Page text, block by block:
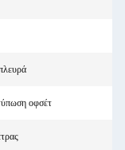
οφσέτ